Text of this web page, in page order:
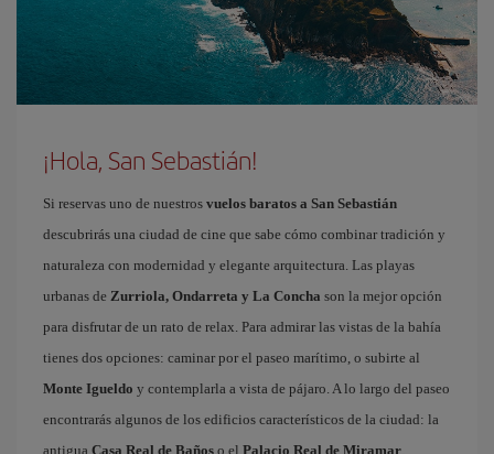
¡Hola, San Sebastián!
Si reservas uno de nuestros vuelos baratos a San Sebastián
descubrirás una ciudad de cine que sabe cómo combinar tradición y
naturaleza con modernidad y elegante arquitectura. Las playas
urbanas de Zurriola, Ondarreta y La Concha son la mejor opción
para disfrutar de un rato de relax. Para admirar las vistas de la bahía
tienes dos opciones: caminar por el paseo marítimo, o subirte al
Monte Igueldo y contemplarla a vista de pájaro. A lo largo del paseo
encontrarás algunos de los edificios característicos de la ciudad: la
antigua Casa Real de Baños o el Palacio Real de Miramar.